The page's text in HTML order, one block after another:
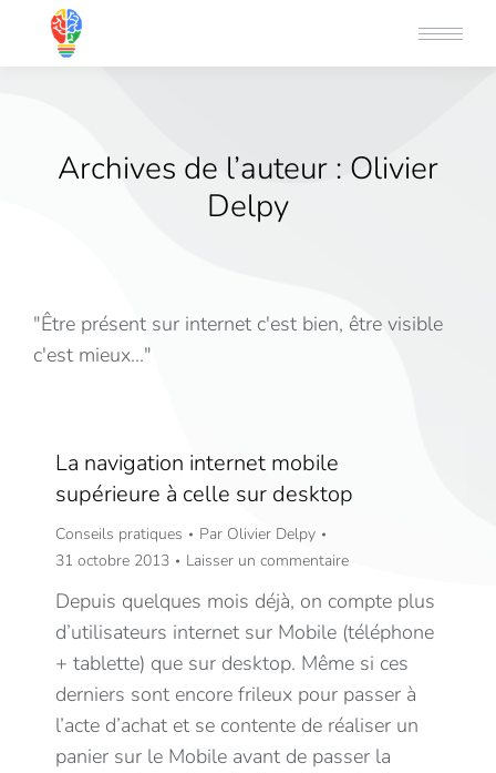
Archives de l’auteur : Olivier
Delpy
"Être présent sur internet c'est bien, être visible
c'est mieux..."
La navigation internet mobile
supérieure à celle sur desktop
Conseils pratiques Par Olivier Delpy
31 octobre 2013
Laisser un commentaire
Depuis quelques mois déjà, on compte plus
d’utilisateurs internet sur Mobile (téléphone
+ tablette) que sur desktop. Même si ces
derniers sont encore frileux pour passer à
l’acte d’achat et se contente de réaliser un
panier sur le Mobile avant de passer la